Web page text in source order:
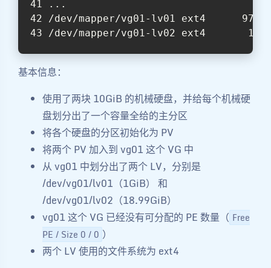
...
/dev/mapper/vg01-lv01 ext4
/dev/mapper/vg01-lv02 ext4
基本信息：
使用了两块 10GiB 的机械硬盘，并给每个机械硬
盘划分出了一个容量全给的主分区
将各个硬盘的分区初始化为 PV
将两个 PV 加入到 vg01 这个 VG 中
从 vg01 中划分出了两个 LV，分别是
/dev/vg01/lv01（1GiB） 和
/dev/vg01/lv02（18.99GiB）
vg01 这个 VG 已经没有可分配的 PE 数量（ Free
PE / Size 0 / 0 ）
两个 LV 使用的文件系统为 ext4